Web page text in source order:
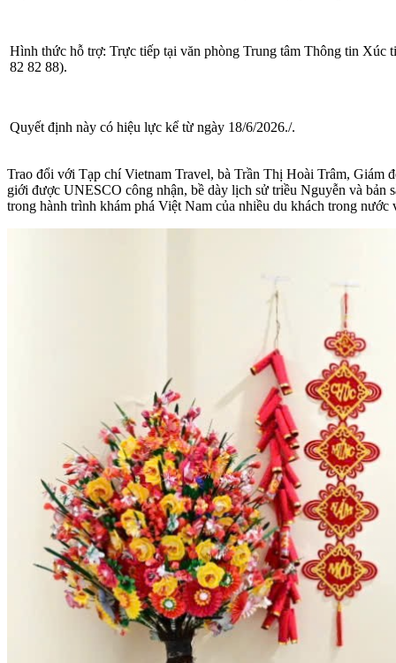
Hình thức hỗ trợ: Trực tiếp tại văn phòng Trung tâm Thông tin Xúc
82 82 88).
Quyết định này có hiệu lực kể từ ngày 18/6/2026./.
Trao đổi với Tạp chí Vietnam Travel, bà Trần Thị Hoài Trâm, Giám
giới được UNESCO công nhận, bề dày lịch sử triều Nguyễn và bản
trong hành trình khám phá Việt Nam của nhiều du khách trong nước